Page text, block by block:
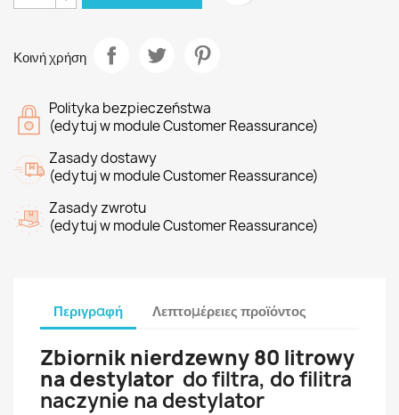
Κοινή χρήση
Polityka bezpieczeństwa
(edytuj w module Customer Reassurance)
Zasady dostawy
(edytuj w module Customer Reassurance)
Zasady zwrotu
(edytuj w module Customer Reassurance)
Περιγραφή Λεπτομέρειες προϊόντος
Zbiornik nierdzewny 80 litrowy
na destylator do filtra, do filitra
naczynie na destylator